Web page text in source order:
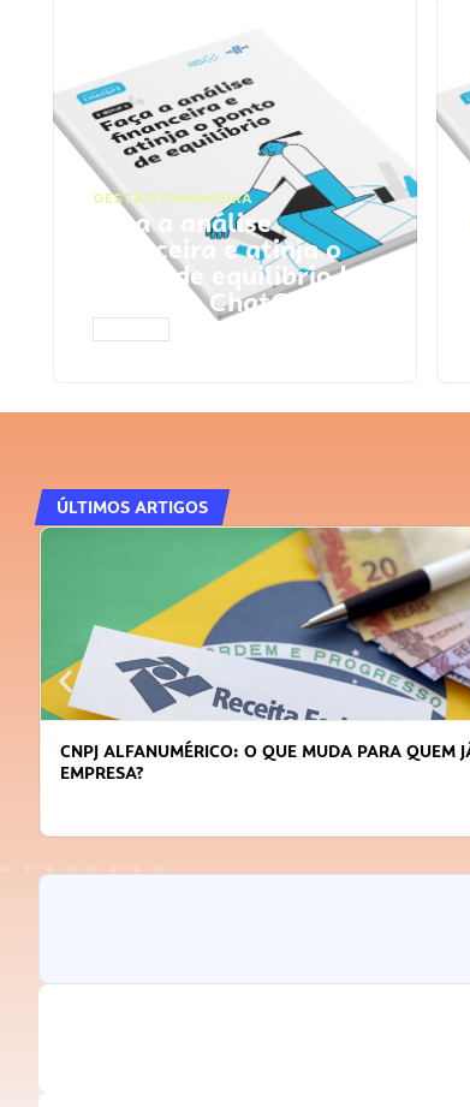
GESTÃO FINANCEIRA
Faça a análise
financeira e atinja o
ponto de equilíbrio |
Prompts ChatGPT
ÚLTIMOS ARTIGOS
DICAS PARA OBTER CRÉDITO